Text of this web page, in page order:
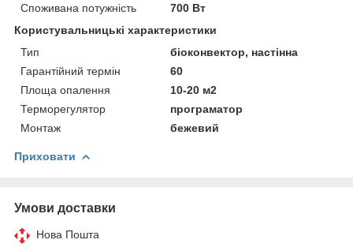
Споживана потужність
700 Вт
Користувальницькі характеристики
Тип
біоконвектор, настінна
Гарантійний термін
60
Площа опалення
10-20 м2
Терморегулятор
програматор
Монтаж
бежевий
Приховати
Умови доставки
Нова Пошта